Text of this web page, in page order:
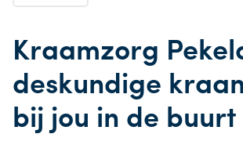
Kraamzorg
deskundige
bij jou in de buurt